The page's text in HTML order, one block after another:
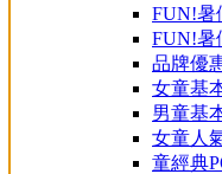
FUN!暑
FUN!暑
品牌優
女童基
男童基
女童人
童經典